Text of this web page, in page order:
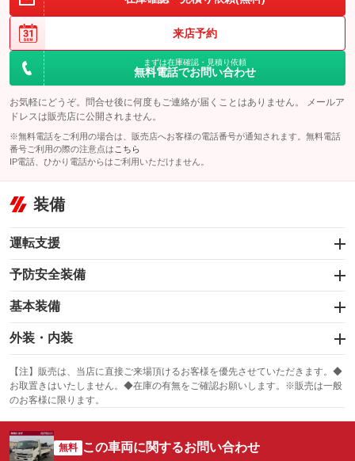
来店予約
まずは在庫確認・見積り依頼
無料電話でお問い合わせ
お気軽にどうぞ。問合せ後に何度もご連絡が届くことはありません。 メールア
ドレスは販売店に公開されません。
※無料電話をご利用の場合は、販売店へお客様の電話番号が通知されます。無料電話
番号ご利用の際の注意点は こちら
IP電話、ひかり電話からはご利用いただけません。
装備
運転支援
ハンドル操作サポート
自動駐車システム
駐車支援システム
予防安全装備
横滑り防止装置
基本装備
エアバッグ：運転席
：装備あり
：装備なし
サンルーフ
：装備なし ABS
：装備あり ：装備なし
リフトアップ
：装備なし パワーステアリング
：装備あり
外装・内装
カーナビ
：装備なし
TV
：装備なし
オーディオ
ビジュアル
：装備なし
【注】販売は、当店に直接ご来場頂けるお客様を優先させていただきます。◆
お取置きはいたしません。◆在庫の有無をご確認お願いします。※販売は一般
のお客様に限ります。
無料 この車両に関するお問い合わせ